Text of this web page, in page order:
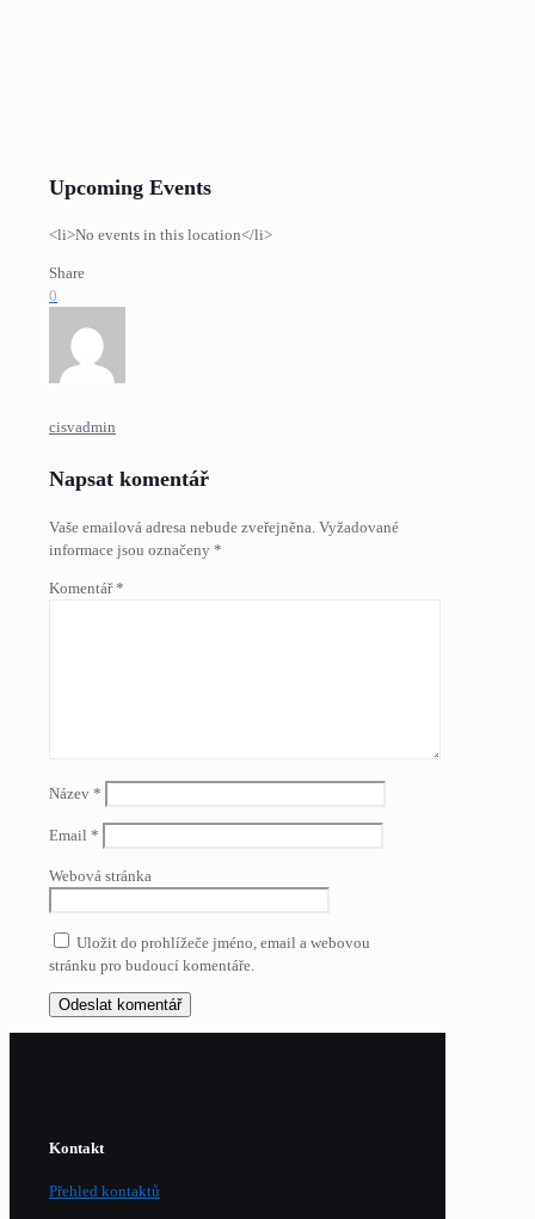
Upcoming Events
<li>No events in this location</li>
Share
0
cisvadmin
Napsat komentář
Vaše emailová adresa nebude zveřejněna. Vyžadované
informace jsou označeny *
Komentář*
Název *
Email *
Webová stránka
Uložit do prohlížeče jméno, email a webovou
stránku pro budoucí komentáře.
Kontakt
Přehled kontaktů